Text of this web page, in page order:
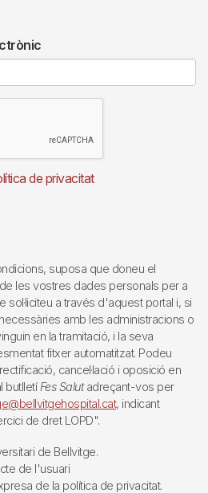
de privacitat
suposa que doneu el
les vostres dades personals per a
a través d'aquest portal i, si
amb les administracions o
en la tramitació, i la seva
fitxer automatitzat. Podeu
cancel·lació i oposició en
butlletí Fes Salutadreçant-vos per
, indicant
de dret LOPD".
de Bellvitge.
de l'usuari
de la política de privacitat.